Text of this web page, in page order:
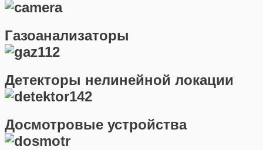
Газоанализаторы
Детекторы нелинейной локации
Досмотровые устройства